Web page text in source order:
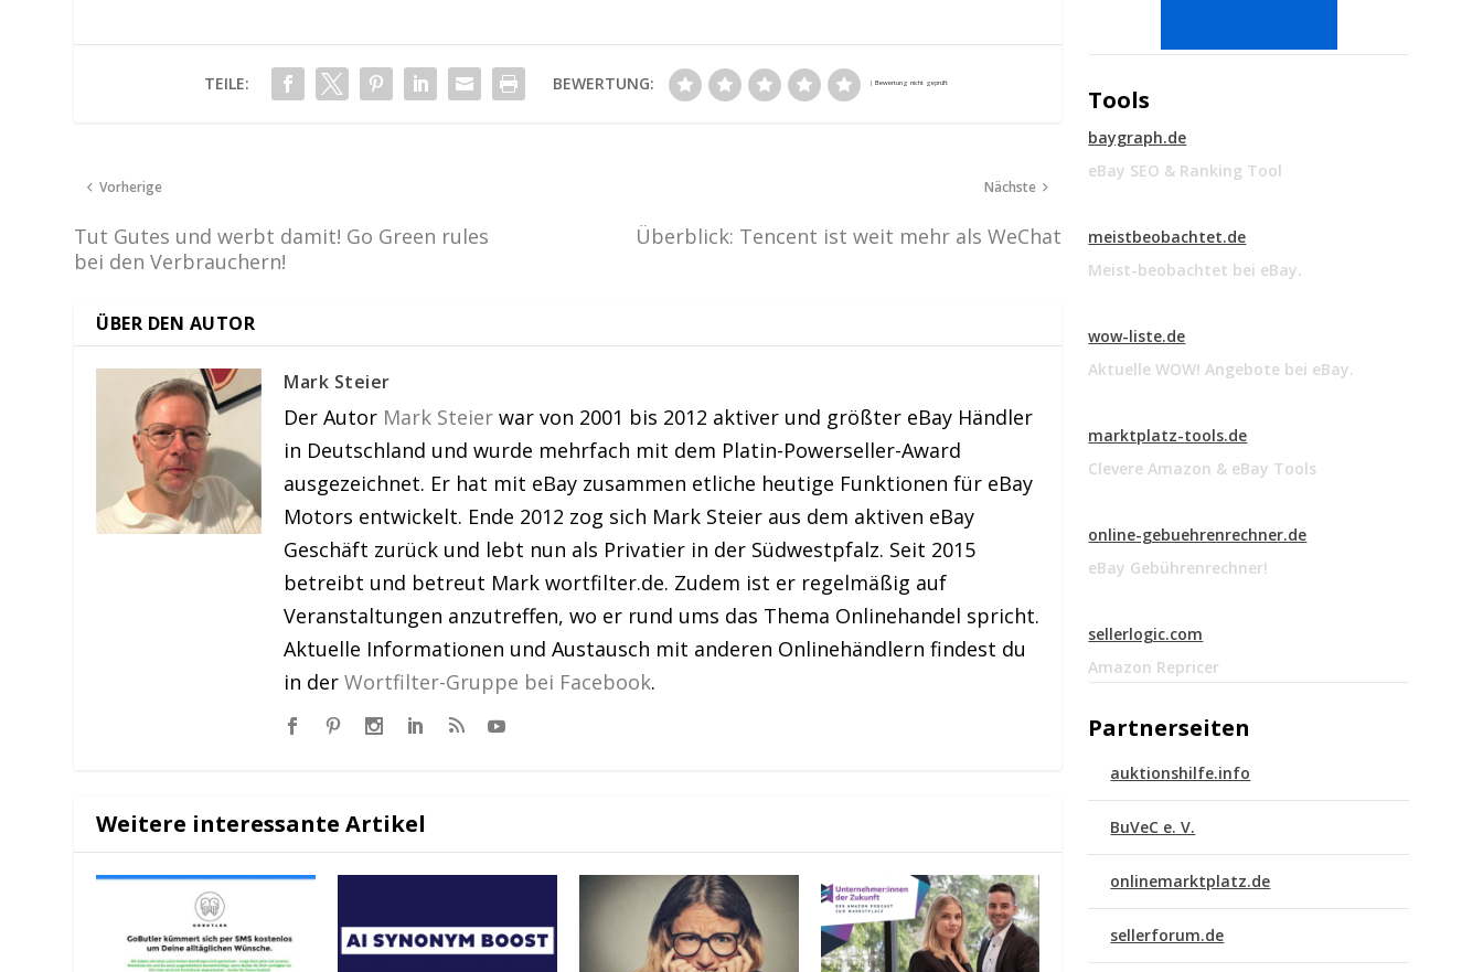
TEILE: BEWERTUNG:
Vorherige
Tut Gutes und werbt damit! Go Green rules
bei den Verbrauchern!
Nächste
Überblick: Tencent ist weit mehr als WeChat
ÜBER DEN AUTOR
Mark Steier
Der Autor Mark Steier war von 2001 bis 2012 aktiver und größter eBay Händler
in Deutschland und wurde mehrfach mit dem Platin-Powerseller-Award
ausgezeichnet. Er hat mit eBay zusammen etliche heutige Funktionen für eBay
Motors entwickelt. Ende 2012 zog sich Mark Steier aus dem aktiven eBay
Geschäft zurück und lebt nun als Privatier in der Südwestpfalz. Seit 2015
betreibt und betreut Mark wortfilter.de. Zudem ist er regelmäßig auf
Veranstaltungen anzutreffen, wo er rund ums das Thema Onlinehandel spricht.
Aktuelle Informationen und Austausch mit anderen Onlinehändlern findest du
in derWortfilter-Gruppe bei Facebook.
Weitere interessante Artikel
Tools
baygraph.de
eBay SEO & Ranking Tool
meistbeobachtet.de
Meist-beobachtet bei eBay.
wow-liste.de
Aktuelle WOW! Angebote bei eBay.
marktplatz-tools.de
Clevere Amazon & eBay Tools
online-gebuehrenrechner.de
eBay Gebührenrechner!
sellerlogic.com
Amazon Repricer
Partnerseiten
auktionshilfe.info
BuVeC e. V.
onlinemarktplatz.de
sellerforum.de